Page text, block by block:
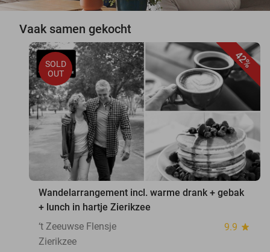
Vaak samen gekocht
42%
SOLD
OUT
Wandelarrangement incl. warme drank + gebak
+ lunch in hartje Zierikzee
‘t Zeeuwse Flensje
9.9 star
Zierikzee